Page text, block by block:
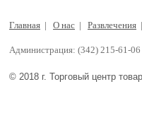
Администрация: (342) 215-61-06
© 2018 г. Торговый центр
Главная | О нас | Развлечения